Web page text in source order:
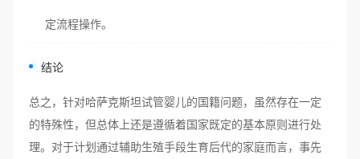
定流程操作。
结论
总之，针对哈萨克斯坦试管婴儿的国籍问题，虽然存在一定
的特殊性，但总体上还是遵循着国家既定的基本原则进行处
理。对于计划通过辅助生殖手段生育后代的家庭而言，事先